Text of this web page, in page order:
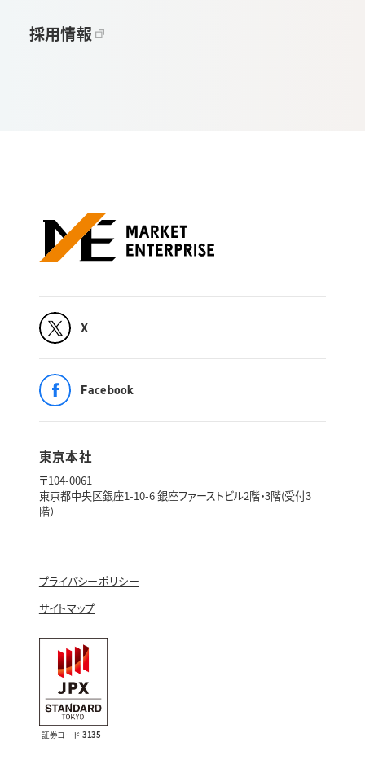
X
Facebook
東京本社
〒104-0061
東京都中央区銀座1-10-6 銀座ファーストビル2階・3階(受付3
階）
採用情報
プライバシーポリシー
サイトマップ
証券コード3135